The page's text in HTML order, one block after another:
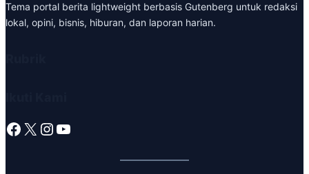
Tema portal berita lightweight berbasis Gutenberg untuk redaksi
lokal, opini, bisnis, hiburan, dan laporan harian.
Facebook X Instagram YouTube